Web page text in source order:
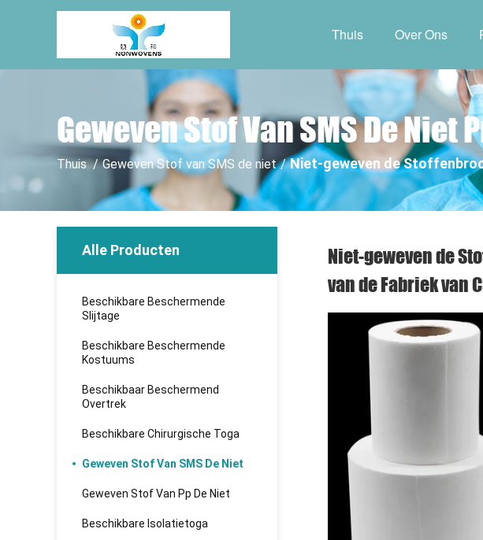
Thuis Over Ons
Geweven Stof Van SMS De Niet
Thuis / Geweven Stof van SMS de niet / Niet-geweven de
Alle Producten
Beschikbare Beschermende
Slijtage
Beschikbare Beschermende
Kostuums
Beschikbaar Beschermend
Overtrek
Beschikbare Chirurgische Toga
Geweven Stof Van SMS De Niet
Geweven Stof Van Pp De Niet
Beschikbare Isolatietoga
Niet-geweven de
van de Fabriek van